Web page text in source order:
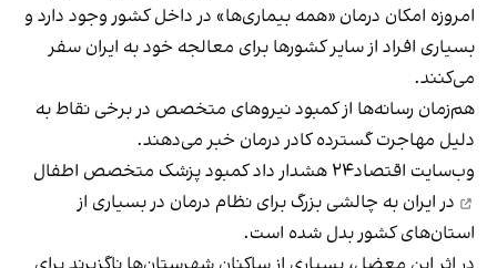
امروزه امکان درمان «همه بیماری‌ها» در داخل کشور وجود دارد و
بسیاری افراد از سایر کشورها برای معالجه خود به ایران سفر
می‌کنند.
هم‌زمان رسانه‌ها از کمبود نیروهای متخصص در برخی نقاط به
دلیل مهاجرت گسترده کادر درمان خبر می‌دهند.
وب‌سایت اقتصاد۲۴ هشدار داد
کمبود پزشک متخصص اطفال
در ایران به چالشی بزرگ برای نظام درمان در بسیاری از
استان‌های کشور بدل شده است.